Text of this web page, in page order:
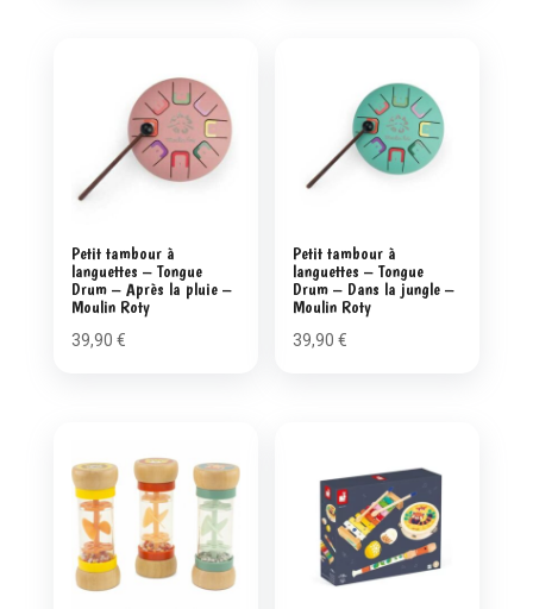
Petit tambour à
languettes – Tongue
Drum – Après la pluie –
Moulin Roty
39,90 €
Petit tambour à
languettes – Tongue
Drum – Dans la jungle –
Moulin Roty
39,90€